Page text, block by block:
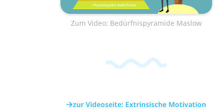
Zum Video: Bedürfnispyramide Maslow
zur Videoseite: Extrinsische Motivation